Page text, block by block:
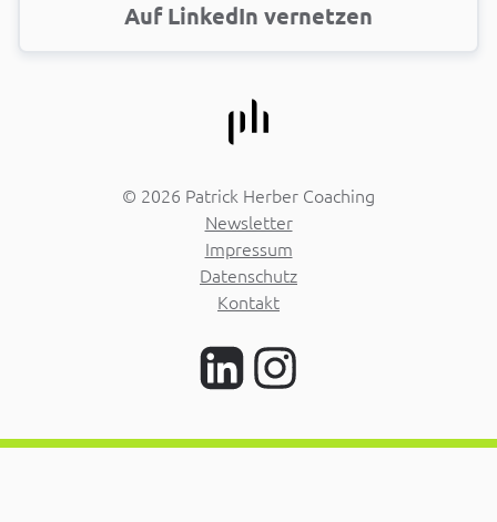
Auf LinkedIn vernetzen
© 2026 Patrick Herber Coaching
Newsletter
Impressum
Datenschutz
Kontakt